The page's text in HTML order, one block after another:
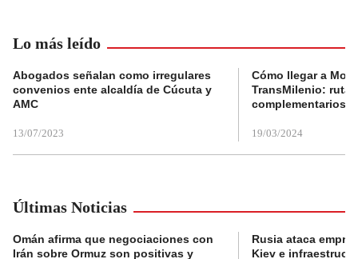
Lo más leído
Abogados señalan como irregulares
convenios ente alcaldía de Cúcuta y
AMC
13/07/2023
Cómo llegar a
TransMilenio:
complementarios
19/03/2024
Últimas Noticias
Omán afirma que negociaciones con
Irán sobre Ormuz son positivas y
Rusia ataca
Kiev e